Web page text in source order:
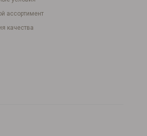
ассортимент
качества